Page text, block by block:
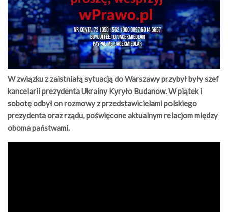
W związku z zaistniałą sytuacją do Warszawy przybył były szef
kancelarii prezydenta Ukrainy Kyryło Budanow. W piątek i
sobotę odbył on rozmowy z przedstawicielami polskiego
prezydenta oraz rządu, poświęcone aktualnym relacjom między
oboma państwami.